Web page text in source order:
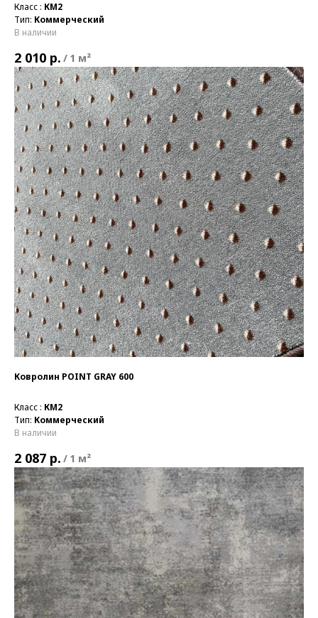
Класс : КМ2
Тип: Коммерческий
В наличии
2 010 р. / 1 м²
Ковролин POINT GRAY 600
Класс : КМ2
Тип: Коммерческий
В наличии
2 087 р. / 1 м²